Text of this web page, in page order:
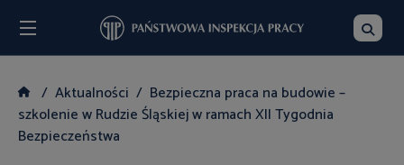
Aktualności
Bezpieczna praca na budowie –
szkolenie w Rudzie Śląskiej w ramach XII Tygodnia
Bezpieczeństwa
Szukaj